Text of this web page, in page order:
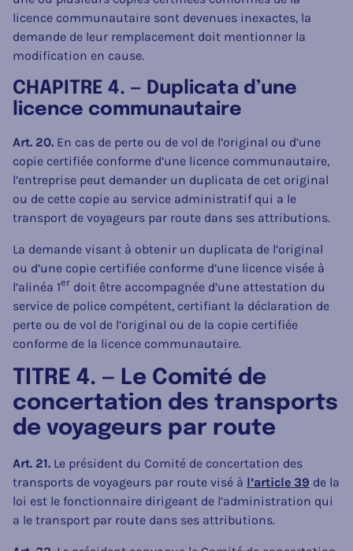
licence communautaire sont devenues inexactes, la
demande de leur remplacement doit mentionner la
modification en cause.
CHAPITRE 4. — Duplicata d’une
licence communautaire
Art. 20. En cas de perte ou de vol de l’original ou d’une
copie certifiée conforme d’une licence communautaire,
l’entreprise peut demander un duplicata de cet original
ou de cette copie au service administratif qui a le
transport de voyageurs par route dans ses attributions.
La demande visant à obtenir un duplicata de l’original
ou d’une copie certifiée conforme d’une licence visée à
l’alinéa 1er doit être accompagnée d’une attestation du
service de police compétent, certifiant la déclaration de
perte ou de vol de l’original ou de la copie certifiée
conforme de la licence communautaire.
TITRE 4. — Le Comité de
concertation des transports
de voyageurs par route
Art. 21. Le président du Comité de concertation des
transports de voyageurs par route visé à l’article 39 de la
loi est le fonctionnaire dirigeant de l’administration qui
a le transport par route dans ses attributions.